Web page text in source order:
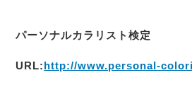
パーソナルカラリスト検定
URL:http://www.personal-